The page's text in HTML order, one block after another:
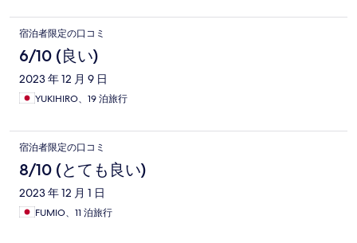
宿泊者限定の口コミ
6/10 (良い)
2023 年 12 月 9 日
YUKIHIRO、19 泊旅行
宿泊者限定の口コミ
8/10 (とても良い)
2023 年 12 月 1 日
FUMIO、11 泊旅行